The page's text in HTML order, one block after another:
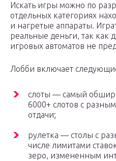
Искать игры можно по
отдельных категориях
и нагретые аппараты.
реальные деньги, так как
игровых автоматов не
Лобби включает
слоты — самый
6000+ слотов с
отдачи;
рулетка — столы с
числе лимитами
зеро, измененным